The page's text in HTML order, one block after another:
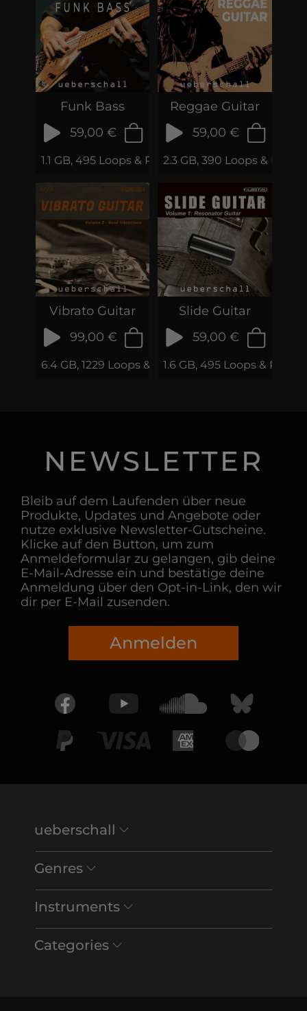
Funk Bass
59,00 €
1.1 GB, 495 Loops & Phrases
Reggae Guitar
59,00 €
2.3 GB, 390 Loops &
Vibrato Guitar
99,00 €
6.4 GB, 1229 Loops & Phrases
Slide Guitar
59,00 €
1.6 GB, 495 Loops &
NEWSLETTER
Bleib auf dem Laufenden über neue
Produkte, Updates und Angebote oder
nutze exklusive Newsletter-Gutscheine.
Klicke auf den Button, um zum
Anmeldeformular zu gelangen, gib deine
E-Mail-Adresse ein und bestätige deine
Anmeldung über den Opt-in-Link, den wir
dir per E-Mail zusenden.
Anmelden
ueberschall
Genres
Instruments
Categories